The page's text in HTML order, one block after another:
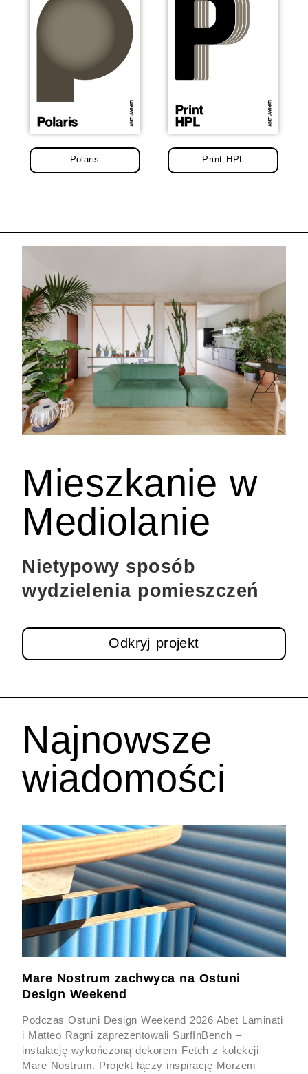
Polaris Print HPL
Mieszkanie w
Mediolanie
Nietypowy sposób
wydzielenia pomieszczeń
Odkryj projekt
Najnowsze
wiadomości
Mare Nostrum zachwyca na Ostuni
Design Weekend
Podczas Ostuni Design Weekend 2026 Abet Laminati
i Matteo Ragni zaprezentowali SurfInBench –
instalację wykończoną dekorem Fetch z kolekcji
Mare Nostrum. Projekt łączy inspirację Morzem